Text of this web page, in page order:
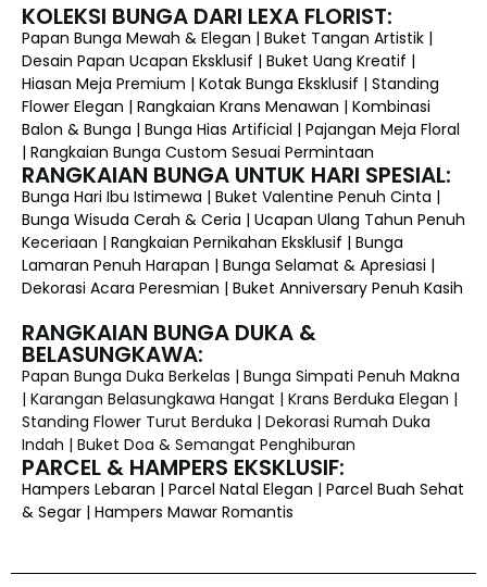
KOLEKSI BUNGA DARI LEXA FLORIST:
Papan Bunga Mewah & Elegan | Buket Tangan Artistik |
Desain Papan Ucapan Eksklusif | Buket Uang Kreatif |
Hiasan Meja Premium | Kotak Bunga Eksklusif | Standing
Flower Elegan | Rangkaian Krans Menawan | Kombinasi
Balon & Bunga | Bunga Hias Artificial | Pajangan Meja Floral
| Rangkaian Bunga Custom Sesuai Permintaan
RANGKAIAN BUNGA UNTUK HARI SPESIAL:
Bunga Hari Ibu Istimewa | Buket Valentine Penuh Cinta |
Bunga Wisuda Cerah & Ceria | Ucapan Ulang Tahun Penuh
Keceriaan | Rangkaian Pernikahan Eksklusif | Bunga
Lamaran Penuh Harapan | Bunga Selamat & Apresiasi |
Dekorasi Acara Peresmian | Buket Anniversary Penuh Kasih
RANGKAIAN BUNGA DUKA &
BELASUNGKAWA:
Papan Bunga Duka Berkelas | Bunga Simpati Penuh Makna
| Karangan Belasungkawa Hangat | Krans Berduka Elegan |
Standing Flower Turut Berduka | Dekorasi Rumah Duka
Indah | Buket Doa & Semangat Penghiburan
PARCEL & HAMPERS EKSKLUSIF:
Hampers Lebaran | Parcel Natal Elegan | Parcel Buah Sehat
& Segar | Hampers Mawar Romantis